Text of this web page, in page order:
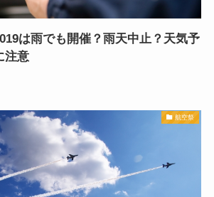
は雨でも開催？雨天中止？天気予
注意
航空祭